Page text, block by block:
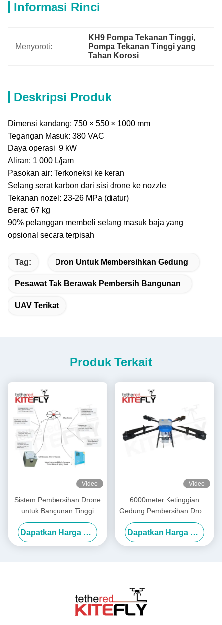
Informasi Rinci
Menyoroti:
KH9 Pompa Tekanan Tinggi,
Pompa Tekanan Tinggi yang
Tahan Korosi
Deskripsi Produk
Dimensi kandang: 750 × 550 × 1000 mm
Tegangan Masuk: 380 VAC
Daya operasi: 9 kW
Aliran: 1 000 L/jam
Pasokan air: Terkoneksi ke keran
Selang serat karbon dari sisi drone ke nozzle
Tekanan nozel: 23-26 MPa (diatur)
Berat: 67 kg
90% pelanggan membeli selang masuk baja yang
opsional secara terpisah
Tag: Dron Untuk Membersihkan Gedung
Pesawat Tak Berawak Pembersih Bangunan
UAV Terikat
Produk Terkait
Video
Sistem Pembersihan Drone
untuk Bangunan Tinggi
Kelelawar
Dapatkan Harga Terbaik
Video
6000meter Ketinggian
Gedung Pembersihan Drone
Power Mencuci Drone SF-
90X-150 Kitefly Dapatkan Harga Terbaik